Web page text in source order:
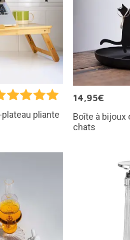
pliante
14,95€
Boîte à bijoux
chats